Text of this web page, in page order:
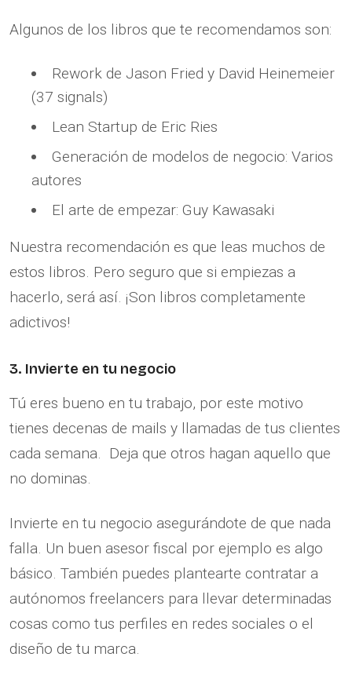
Algunos de los libros que te recomendamos son:
Rework de Jason Fried y David Heinemeier
(37 signals)
Lean Startup de Eric Ries
Generación de modelos de negocio: Varios
autores
El arte de empezar: Guy Kawasaki
Nuestra recomendación es que leas muchos de
estos libros. Pero seguro que si empiezas a
hacerlo, será así. ¡Son libros completamente
adictivos!
3. Invierte en tu negocio
Tú eres bueno en tu trabajo, por este motivo
tienes decenas de mails y llamadas de tus clientes
cada semana. Deja que otros hagan aquello que
no dominas.
Invierte en tu negocio asegurándote de que nada
falla. Un buen asesor fiscal por ejemplo es algo
básico. También puedes plantearte contratar a
autónomos freelancers para llevar determinadas
cosas como tus perfiles en redes sociales o el
diseño de tu marca.